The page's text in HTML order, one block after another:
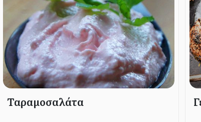
Ταραμοσαλάτα